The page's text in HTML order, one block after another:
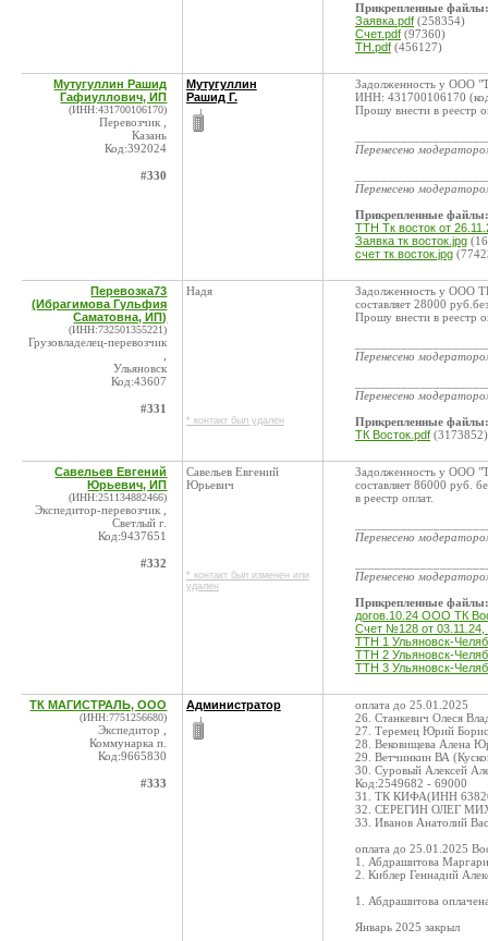
Прикрепленные файлы:
Заявка.pdf (258354)
Счет.pdf (97360)
ТН.pdf (456127)
Мутугуллин Рашид
Гафиуллович, ИП
(ИНН:431700106170)
Перевозчик ,
Казань
Код:392024
#330
Мутугуллин
Рашид Г.
Задолженность у ООО
ИНН: 431700106170
Прошу внести в реестр
Перенесено
Перенесено
Прикрепленные файлы:
ТТН Тк восток от
Заявка тк восток.jpg
счет тк восток.jpg
Перевозка73
(Ибрагимова Гульфия
Саматовна, ИП)
(ИНН:732501355221)
Грузовладелец-перевозчик
Ульяновск
Код:43607
#331
Надя
* контакт был удален
Задолженность у ООО
составляет 28000
Прошу внести в реестр
Перенесено
Перенесено
Прикрепленные файлы:
ТК Восток.pdf (3173852)
Савельев Евгений
Юрьевич, ИП
(ИНН:251134882466)
Экспедитор-перевозчик ,
Светлый г.
Код:9437651
#332
Савельев Евгений
Юрьевич
* контакт был изменен или
удален
Задолженность у ООО
составляет 86000 руб.
в реестр оплат.
Перенесено
Перенесено
Прикрепленные файлы:
догов.10.24 ООО ТК
Счет №128 от
ТТН 1 Ульяновск-
ТТН 2 Ульяновск-
ТТН 3 Ульяновск-
ТК МАГИСТРАЛЬ, ООО
(ИНН:7751256680)
Экспедитор ,
Коммунарка п.
Код:9665830
#333
Администратор
оплата до 25.01.2025
26. Станкевич Олеся
27. Теремец Юрий
28. Вековищева Алена
29. Ветчинкин ВА
30. Суровый Алексей
Код:2549682 - 69000
31. ТК КИФА(ИНН
32. СЕРЕГИН ОЛЕГ
33. Иванов Анатолий
оплата до 25.01.2025
1. Абдрашитова
2. Киблер Геннадий
1. Абдрашитова
Январь 2025 закрыл